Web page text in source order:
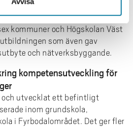
genomfördes en
till bygglovshandläggare inom
kommuner och Högskolan Väst
som även gav
och nätverksbyggande.
kompetensutveckling för
och utvecklat ett befintligt
inom grundskola,
i Fyrbodalområdet. Det ger fler